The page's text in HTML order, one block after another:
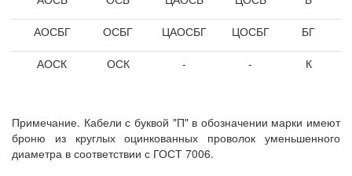
АОСБГ ОСБГ ЦАОСБГ ЦОСБГ БГ
АОСК ОСК - - К
Примечание. Кабели с буквой "П" в обозначении марки имеют
броню из круглых оцинкованных проволок уменьшенного
диаметра в соответствии с ГОСТ 7006.